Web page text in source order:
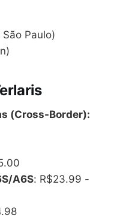
São Paulo)
(Cross-Border):
A6S: R$23.99 -